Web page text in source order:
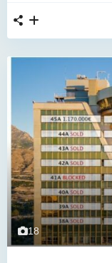
18